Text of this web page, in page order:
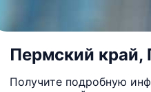
Пермский край,
Получите подробную